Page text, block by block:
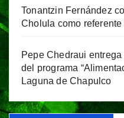
Tonantzin Fernández
Cholula como
Pepe Chedraui
del programa
Laguna de Chapulco